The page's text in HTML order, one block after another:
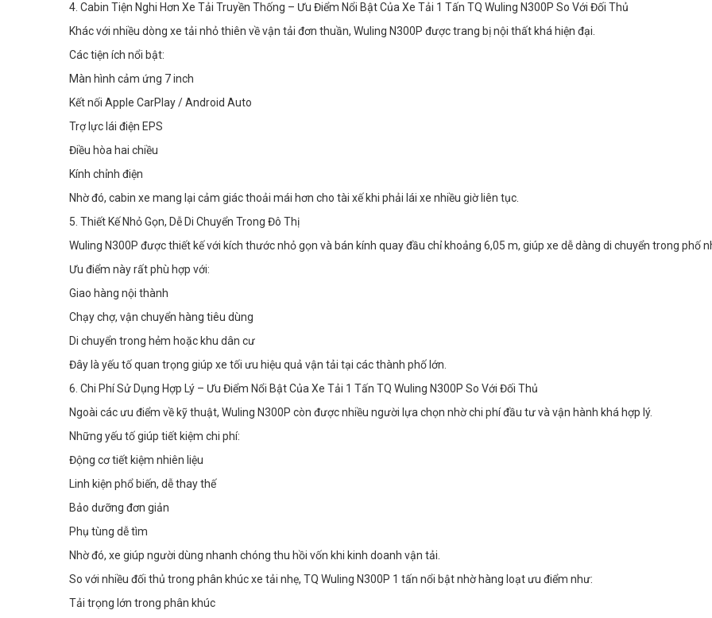
4. Cabin Tiện Nghi Hơn Xe Tải Truyền Thống – Ưu Điểm Nổi Bật Của Xe Tải 1 Tấn TQ Wuling N300P So Với Đối Thủ
Khác với nhiều dòng xe tải nhỏ thiên về vận tải đơn thuần, Wuling N300P được trang bị nội thất khá hiện đại.
Các tiện ích nổi bật:
Màn hình cảm ứng 7 inch
Kết nối Apple CarPlay / Android Auto
Trợ lực lái điện EPS
Điều hòa hai chiều
Kính chỉnh điện
Nhờ đó, cabin xe mang lại cảm giác thoải mái hơn cho tài xế khi phải lái xe nhiều giờ liên tục.
5. Thiết Kế Nhỏ Gọn, Dễ Di Chuyển Trong Đô Thị
Wuling N300P được thiết kế với kích thước nhỏ gọn và bán kính quay đầu chỉ khoảng 6,05 m, giúp xe dễ dàng di chuyển trong phố
Ưu điểm này rất phù hợp với:
Giao hàng nội thành
Chạy chợ, vận chuyển hàng tiêu dùng
Di chuyển trong hẻm hoặc khu dân cư
Đây là yếu tố quan trọng giúp xe tối ưu hiệu quả vận tải tại các thành phố lớn.
6. Chi Phí Sử Dụng Hợp Lý – Ưu Điểm Nổi Bật Của Xe Tải 1 Tấn TQ Wuling N300P So Với Đối Thủ
Ngoài các ưu điểm về kỹ thuật, Wuling N300P còn được nhiều người lựa chọn nhờ chi phí đầu tư và vận hành khá hợp lý.
Những yếu tố giúp tiết kiệm chi phí:
Động cơ tiết kiệm nhiên liệu
Linh kiện phổ biến, dễ thay thế
Bảo dưỡng đơn giản
Phụ tùng dễ tìm
Nhờ đó, xe giúp người dùng nhanh chóng thu hồi vốn khi kinh doanh vận tải.
So với nhiều đối thủ trong phân khúc xe tải nhẹ, TQ Wuling N300P 1 tấn nổi bật nhờ hàng loạt ưu điểm như:
Tải trọng lớn trong phân khúc